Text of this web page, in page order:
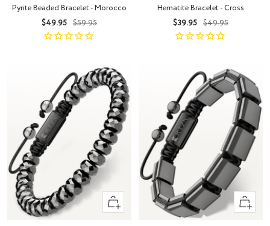
Pyrite Beaded Bracelet - Morocco
Precio
de
$49.95 Precio
normal
$59.95
Hematite Bracelet - Cross
Precio
de
$39.95 Precio
normal
$49.95
+
Añadir
+
Añadir